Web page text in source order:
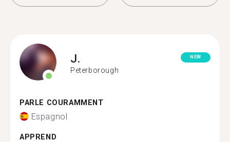
J.
Peterborough
NEW
PARLE COURAMMENT
Espagnol
APPREND